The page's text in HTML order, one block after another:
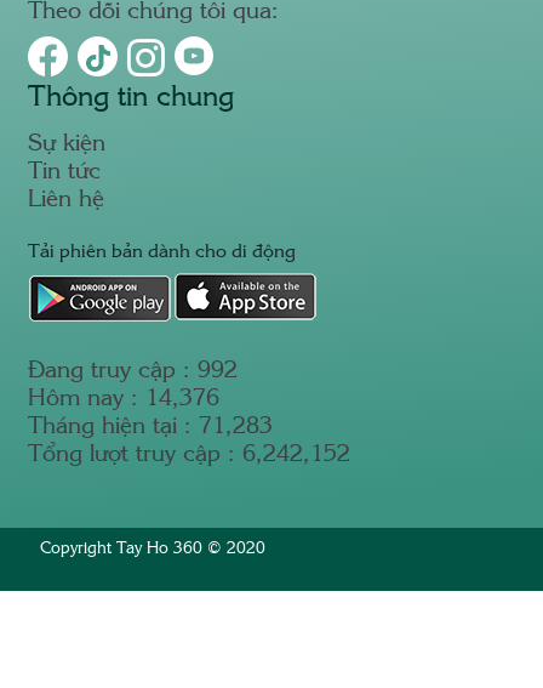
Theo dõi chúng tôi qua:
Thông tin chung
Sự kiện
Tin tức
Liên hệ
Tải phiên bản dành cho di động
Đang truy cập :992
Hôm nay : 14,376
Tháng hiện tại : 71,283
Tổng lượt truy cập : 6,242,152
Copyright Tay Ho 360 © 2020